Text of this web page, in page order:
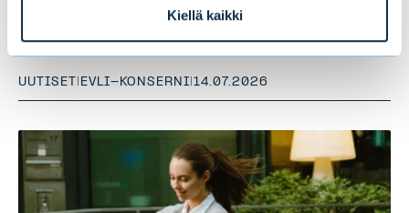
Kiellä kaikki
vuosipuoliskolla
UUTISET | EVLI-KONSERNI|14.07.2026